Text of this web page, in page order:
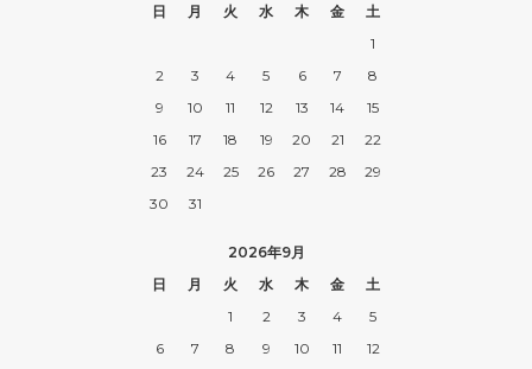
日
月 火 水 木 金
土
1
2
3 4 5 6 7
8
9
10 11 12 13 14
15
16
17 18 19 20 21
22
23
24 25 26 27 28
29
30
31
2026年9月
日
月 火 水 木 金
土
1
2 3 4
5
6
7 8 9 10 11
12